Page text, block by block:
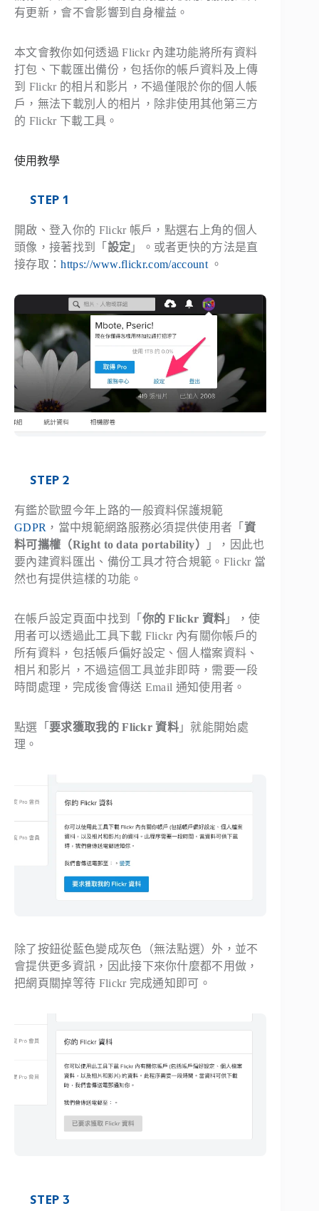
有更新，會不會影響到自身權益。
本文會教你如何透過 Flickr 內建功能將所有資料
打包、下載匯出備份，包括你的帳戶資料及上傳
到 Flickr 的相片和影片，不過僅限於你的個人帳
戶，無法下載別人的相片，除非使用其他第三方
的 Flickr 下載工具。
使用教學
STEP 1
開啟、登入你的 Flickr 帳戶，點選右上角的個人
頭像，接著找到「 設定 」。或者更快的方法是直
接存取：https://www.flickr.com/account。
STEP 2
有鑑於歐盟今年上路的一般資料保護規範
GDPR ，當中規範網路服務必須提供使用者「 資
料可攜權（Right to data portability）
」，因此也
要內建資料匯出、備份工具才符合規範。Flickr 當
然也有提供這樣的功能。
在帳戶設定頁面中找到「 你的 Flickr 資料 」，使
用者可以透過此工具下載 Flickr 內有關你帳戶的
所有資料，包括帳戶偏好設定、個人檔案資料、
相片和影片，不過這個工具並非即時，需要一段
時間處理，完成後會傳送 Email 通知使用者。
點選「 要求獲取我的 Flickr 資料 」就能開始處
理。
除了按鈕從藍色變成灰色（無法點選）外，並不
會提供更多資訊，因此接下來你什麼都不用做，
把網頁關掉等待 Flickr 完成通知即可。
STEP 3